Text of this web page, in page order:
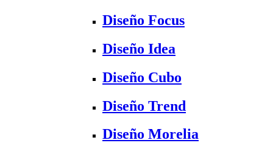
Diseño Focus
Diseño Idea
Diseño Cubo
Diseño Trend
Diseño Morelia